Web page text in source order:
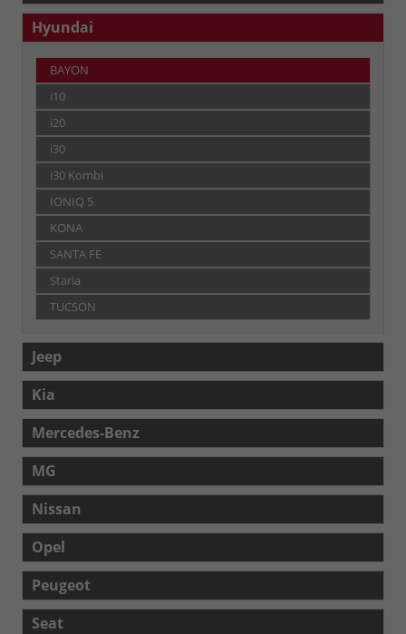
Hyundai
BAYON
i10
i20
i30
i30 Kombi
IONIQ 5
KONA
SANTA FE
Staria
TUCSON
Jeep
Kia
Mercedes-Benz
MG
Nissan
Opel
Peugeot
Seat